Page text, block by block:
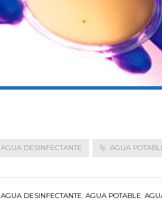
AGUA DESINFECTANTE AGUA
AGUA DESINFECTANTE, AGUA POTABLE,